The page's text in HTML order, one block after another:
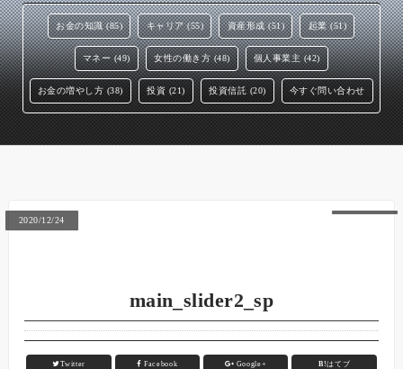
お金の知識 (85) キャリア (55) 資産形成 (51) 起業 (51)
マネー (49) 女性の働き方 (48) 個人事業主 (42)
お金の増やし方 (38) 投資 (21) 投資信託 (20) 今すぐ問い合わせ
2020/12/24
main_slider2_sp
Twitter Facebook Google+ B!はてブ